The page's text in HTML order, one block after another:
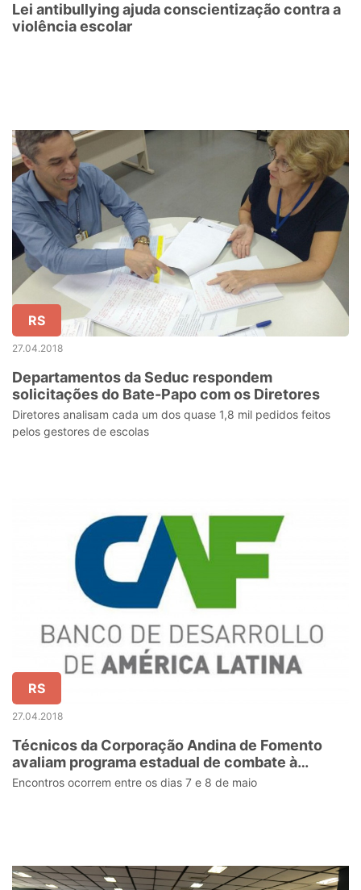
Lei antibullying ajuda conscientização contra a
violência escolar
RS
27.04.2018
Departamentos da Seduc respondem
solicitações do Bate-Papo com os Diretores
Diretores analisam cada um dos quase 1,8 mil pedidos feitos
pelos gestores de escolas
RS
27.04.2018
Técnicos da Corporação Andina de Fomento
avaliam programa estadual de combate à
violência escolar
Encontros ocorrem entre os dias 7 e 8 de maio